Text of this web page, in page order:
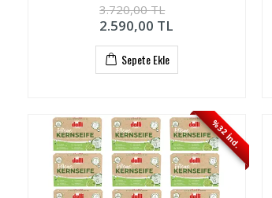
3.720,00TL
2.590,00 TL
Sepete Ekle
%32 İnd.